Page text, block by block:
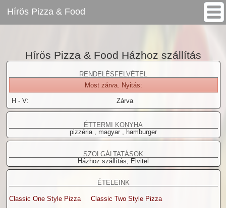
Hírös Pizza & Food
www.pizzagigant.hu
Hírös Pizza & Food Házhoz szállítás
RENDELÉSFELVÉTEL
Most zárva. Nyitás:
H - V: Zárva
ÉTTERMI KONYHA
pizzéria , magyar , hamburger
SZOLGÁLTATÁSOK
Házhoz szállítás, Elvitel
ÉTELEINK
Classic One Style Pizza
Classic Two Style Pizza